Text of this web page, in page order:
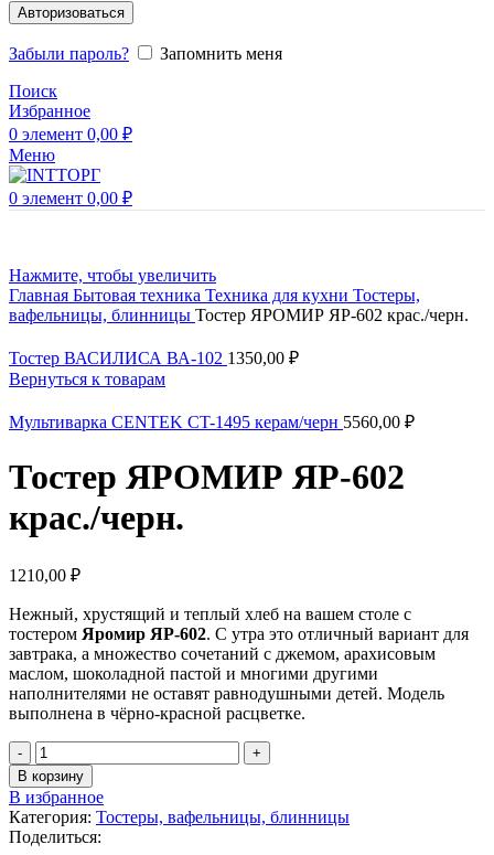
Авторизоваться
Забыли пароль?
Запомнить меня
Поиск
Избранное
0 элемент 0,00 ₽
Меню
0 элемент 0,00 ₽
Нажмите, чтобы увеличить
Главная Бытовая техника Техника для кухни Тостеры,
вафельницы, блинницы Тостер ЯРОМИР ЯР-602 крас./черн.
Тостер ВАСИЛИСА ВА-102 1350,00 ₽
Вернуться к товарам
Мультиварка CENTEK CT-1495 керам/черн 5560,00 ₽
Тостер ЯРОМИР ЯР-602
крас./черн.
1210,00 ₽
Нежный, хрустящий и теплый хлеб на вашем столе с
тостером Яромир ЯР-602. С утра это отличный вариант для
завтрака, а множество сочетаний с джемом, арахисовым
маслом, шоколадной пастой и многими другими
наполнителями не оставят равнодушными детей. Модель
выполнена в чёрно-красной расцветке.
В корзину
В избранное
Категория: Тостеры, вафельницы, блинницы
Поделиться: